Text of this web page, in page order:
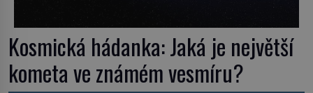
Kosmická hádanka: Jaká je největší
kometa ve známém vesmíru?